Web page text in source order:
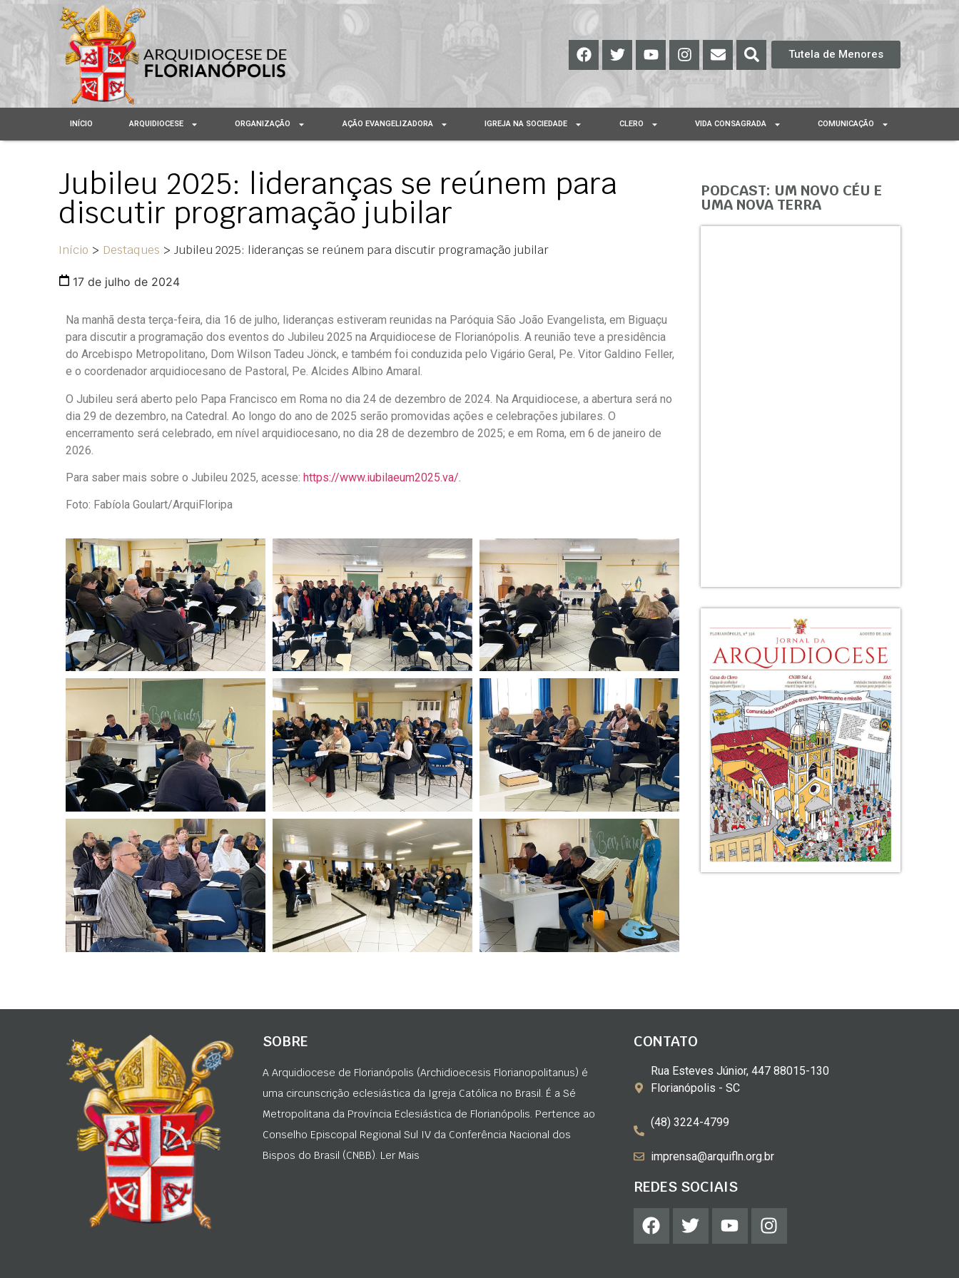
Tutela de Menores
INÍCIO ARQUIDIOCESE ORGANIZAÇÃO AÇÃO EVANGELIZADORA IGREJA NA SOCIEDADE CLERO VIDA CONSAGRADA COMUNICAÇÃO
Jubileu 2025: lideranças se reúnem para
discutir programação jubilar
Início > Destaques > Jubileu 2025: lideranças se reúnem para discutir programação jubilar
17 de julho de 2024
Na manhã desta terça-feira, dia 16 de julho, lideranças estiveram reunidas na Paróquia São João Evangelista, em Biguaçu
para discutir a programação dos eventos do Jubileu 2025 na Arquidiocese de Florianópolis. A reunião teve a presidência
do Arcebispo Metropolitano, Dom Wilson Tadeu Jönck, e também foi conduzida pelo Vigário Geral, Pe. Vitor Galdino Feller,
e o coordenador arquidiocesano de Pastoral, Pe. Alcides Albino Amaral.
O Jubileu será aberto pelo Papa Francisco em Roma no dia 24 de dezembro de 2024. Na Arquidiocese, a abertura será no
dia 29 de dezembro, na Catedral. Ao longo do ano de 2025 serão promovidas ações e celebrações jubilares. O
encerramento será celebrado, em nível arquidiocesano, no dia 28 de dezembro de 2025; e em Roma, em 6 de janeiro de
2026.
Para saber mais sobre o Jubileu 2025, acesse: https://www.iubilaeum2025.va/.
Foto: Fabíola Goulart/ArquiFloripa
PODCAST: UM NOVO CÉU E
UMA NOVA TERRA
SOBRE
A Arquidiocese de Florianópolis (Archidioecesis Florianopolitanus) é
uma circunscrição eclesiástica da Igreja Católica no Brasil. É a Sé
Metropolitana da Província Eclesiástica de Florianópolis. Pertence ao
Conselho Episcopal Regional Sul IV da Conferência Nacional dos
Bispos do Brasil (CNBB). Ler Mais
CONTATO
Rua Esteves Júnior, 447 88015-130
Florianópolis - SC
(48) 3224-4799
imprensa@arquifln.org.br
REDES SOCIAIS